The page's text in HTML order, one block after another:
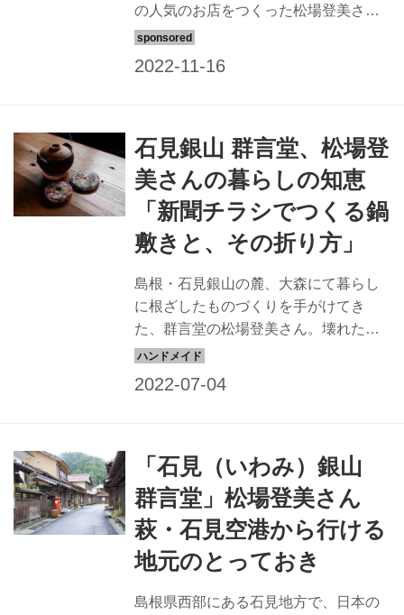
の人気のお店をつくった松場登美さん
に、萩・石見空港から行ける地元周辺
のお気に入りのお店やスポットを教え
石見銀山 群言堂、松場登
美さんの暮らしの知恵
「新聞チラシでつくる鍋
敷きと、その折り方」
島根・石見銀山の麓、大森にて暮らし
に根ざしたものづくりを手がけてき
た、群言堂の松場登美さん。壊れたも
の、捨てられたものをどう生かして暮
ました。実は、この鍋敷き、素材は、
なんと古紙です。読み終えた新聞チラ
シを使い、暮らしの道具として活用さ
れています。今回は、郡言堂の松場登
美さんに学ぶ、暮らしのアイデア「新
聞チラシで鍋敷き」のつくり方を紹介
します。
「石見（いわみ）銀山
群言堂」松場登美さん
萩・石見空港から行ける
地元のとっておき
島根県西部にある石見地方で、日本の